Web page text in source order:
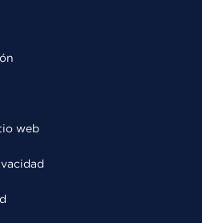
web